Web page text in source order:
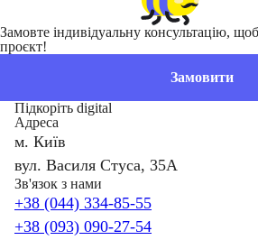
Замовте індивідуальну консультацію,
проєкт!
Замовити
Підкоріть digital
Адреса
м. Київ
вул. Василя Стуса, 35А
Зв'язок з нами
+38 (044) 334-85-55
+38 (093) 090-27-54